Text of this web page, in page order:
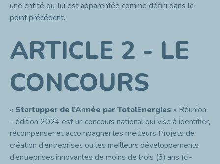
une entité qui lui est apparentée comme défini dans le
point précédent.
ARTICLE 2 - LE
CONCOURS
« Startupper de l’Année par TotalEnergies » Réunion
- édition 2024 est un concours national qui vise à identifier,
récompenser et accompagner les meilleurs Projets de
création d’entreprises ou les meilleurs développements
d’entreprises innovantes de moins de trois (3) ans (ci-